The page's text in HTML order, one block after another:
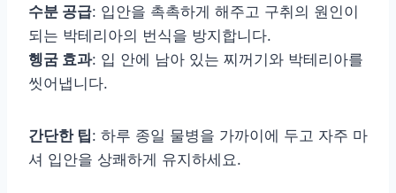
수분 공급: 입안을 촉촉하게 해주고 구취의 원인이
되는 박테리아의 번식을 방지합니다.
헹굼 효과: 입 안에 남아 있는 찌꺼기와 박테리아를
씻어냅니다.
간단한 팁: 하루 종일 물병을 가까이에 두고 자주 마
셔 입안을 상쾌하게 유지하세요.